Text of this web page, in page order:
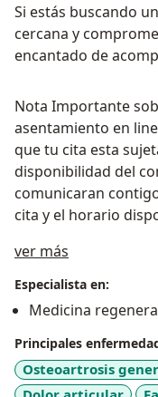
Si estás buscando
cercana y
encantado de
Nota Importante
asentamiento en
que tu cita esta
disponibilidad del
comunicaran
cita y el horario
ver más
Especialista en:
Medicina
Principales
Osteoartrosis